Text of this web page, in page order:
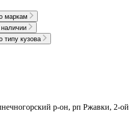
маркам
типу кузова
р-он, рп Ржавки, 2-ой